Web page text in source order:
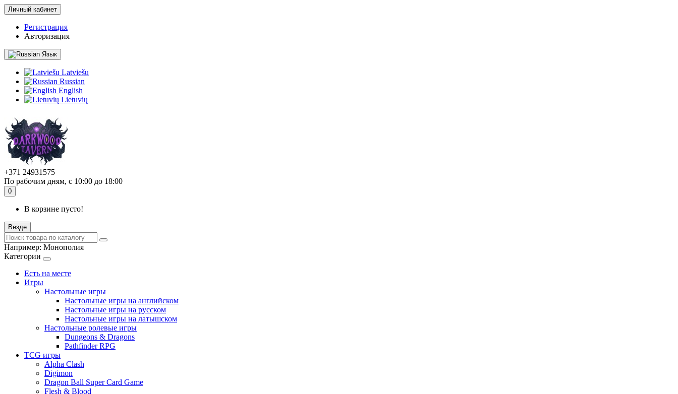
Личный кабинет
Регистрация
Авторизация
Язык
Latviešu
Russian
English
Lietuvių
+371 24931575
По рабочим дням, с 10:00 до 18:00
0
В корзине пусто!
Везде
Например: Монополия
Категории
Есть на месте
Игры
Настольные игры
Настольные игры на английском
Настольные игры на русском
Настольные игры на латышском
Настольные ролевые игры
Dungeons & Dragons
Pathfinder RPG
TCG игры
Alpha Clash
Digimon
Dragon Ball Super Card Game
Flesh & Blood